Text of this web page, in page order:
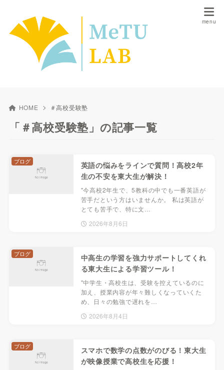
HOME ＃高校受験塾
「＃高校受験塾」の記事一覧
英語の悩みをラインで質問！高校2年
生の不安を東大生が解決！
"今高校2年生で、5教科の中でも一番英語が
苦手だという方はいませんか。 私は英語が
とても苦手で、特に文…
2026年8月6日
ブログ
中高生の学習を強力サポートしてくれ
る東大生による学習ツール！
"中学生・高校生は、受験を控えているのに
加え、授業内容が年々難しくなっていくた
め、日々の勉強で遅れを…
2026年8月4日
ブログ
スマホで数学の点数がのびる！東大生
が映像授業で高校生を応援！
ブログ